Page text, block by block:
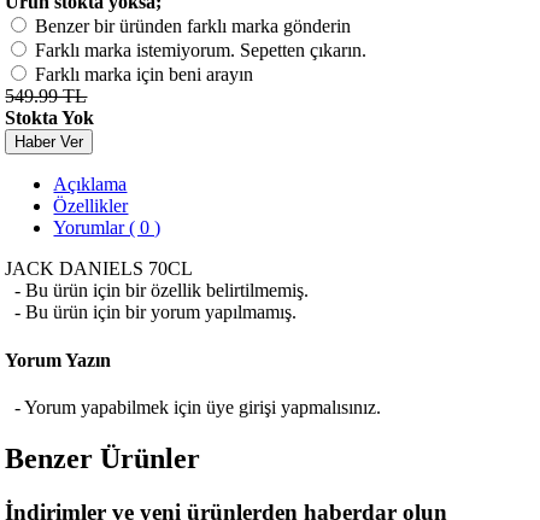
Benzer bir üründen farklı marka gönderin
Farklı marka istemiyorum. Sepetten çıkarın.
Farklı marka için beni arayın
549.99 TL
Stokta Yok
Haber Ver
Açıklama
Özellikler
Yorumlar ( 0 )
JACK DANIELS 70CL
- Bu ürün için bir özellik belirtilmemiş.
- Bu ürün için bir yorum yapılmamış.
Yorum Yazın
- Yorum yapabilmek için üye girişi yapmalısınız.
Benzer Ürünler
İndirimler ve yeni ürünlerden haberdar olun